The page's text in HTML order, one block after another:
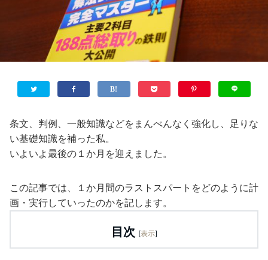
条文、判例、一般知識などをまんべんなく強化し、足りな
い基礎知識を補った私。
いよいよ最後の１か月を迎えました。
この記事では、１か月間のラストスパートをどのように計
画・実行していったのかを記します。
目次 [表示]